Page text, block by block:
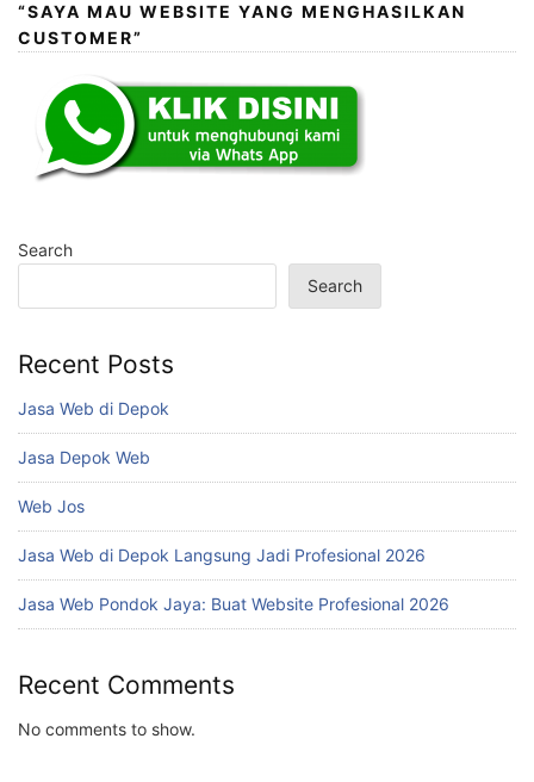
“SAYA MAU WEBSITE YANG MENGHASILKAN
CUSTOMER”
Search
Search
Recent Posts
Jasa Web di Depok
Jasa Depok Web
Web Jos
Jasa Web di Depok Langsung Jadi Profesional 2026
Jasa Web Pondok Jaya: Buat Website Profesional 2026
Recent Comments
No comments to show.